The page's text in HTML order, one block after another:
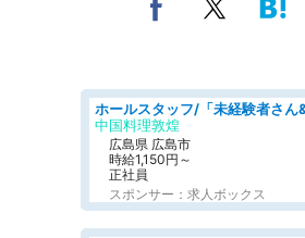
中国料理敦煌
広島県 広島市
時給1,150円～
正社員
スポンサー：求人ボックス